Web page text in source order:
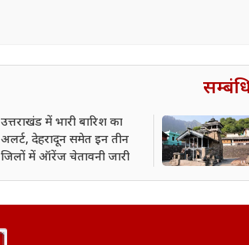
उत्तराखंड में भारी बारिश का
अलर्ट, देहरादून समेत इन तीन
जिलों में ऑरेंज चेतावनी जारी